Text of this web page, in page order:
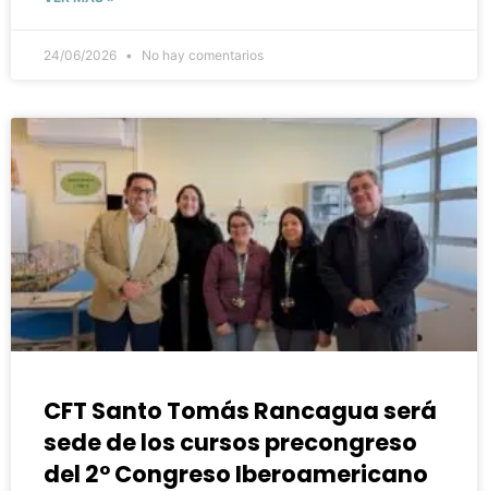
24/06/2026 No hay comentarios
CFT Santo Tomás Rancagua será
sede de los cursos precongreso
del 2° Congreso Iberoamericano